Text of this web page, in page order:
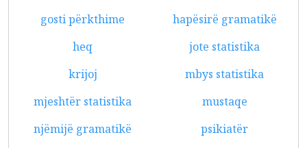
gosti përkthime
hapësirë gramatikë
heq
jote statistika
krijoj
mbys statistika
mjeshtër statistika
mustaqe
njëmijë gramatikë
psikiatër